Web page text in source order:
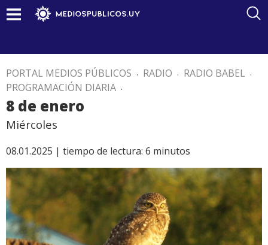
PORTAL MEDIOS PÚBLICOS . RADIO . RADIO BABEL .
PROGRAMACIÓN DIARIA .
8 de enero
Miércoles
08.01.2025 | tiempo de lectura: 6 minutos